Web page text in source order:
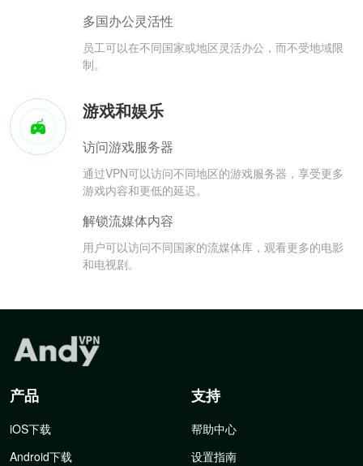
多国办公灵活性
员工可以在不同国家或地区灵活办公，而不受地域限
制。
游戏和娱乐
访问游戏服务器
通过VPN可以访问不同地区的游戏服务器，享受更多
游戏内容和更低的延迟。
解锁流媒体内容
用户可以访问不同国家的流媒体库，观看更多的电影
和电视剧。
产品
iOS下载
Android下载
支持
帮助中心
设置指南